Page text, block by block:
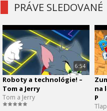
PRÁVE SLEDOVANÉ
6:54
Roboty a technológie! –
Tom a Jerry
Tom a Jerry
na
P